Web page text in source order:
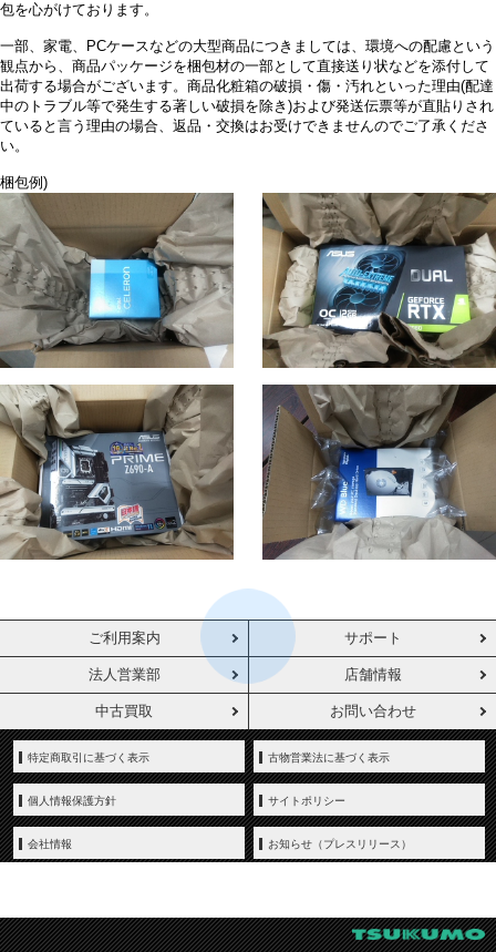
包を心がけております。
一部、家電、PCケースなどの大型商品につきましては、環境への配慮という
観点から、商品パッケージを梱包材の一部として直接送り状などを添付して
出荷する場合がございます。商品化粧箱の破損・傷・汚れといった理由(配達
中のトラブル等で発生する著しい破損を除き)および発送伝票等が直貼りされ
ていると言う理由の場合、返品・交換はお受けできませんのでご了承くださ
い。
梱包例)
ご利用案内 サポート
法人営業部 店舗情報
中古買取 お問い合わせ
特定商取引に基づく表示 古物営業法に基づく表示
個人情報保護方針 サイトポリシー
会社情報 お知らせ（プレスリリース）